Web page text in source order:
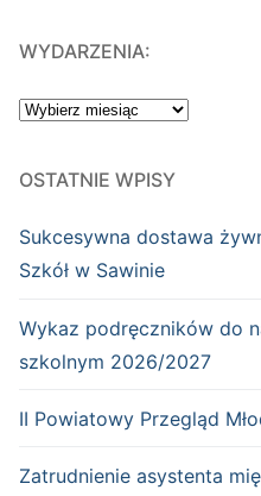
WYDARZENIA:
WYDARZENIA:
OSTATNIE WPISY
Sukcesywna dostawa
Szkół w Sawinie
Wykaz podręczników do
szkolnym 2026/2027
II Powiatowy Przegląd
Zatrudnienie asystenta